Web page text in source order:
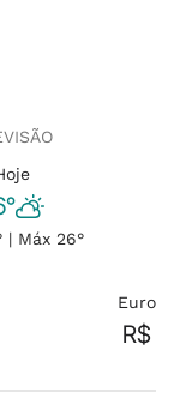
| Máx 26°
Euro
R$